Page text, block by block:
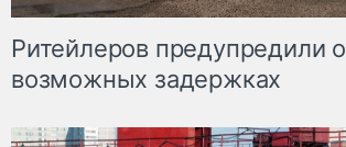
Ритейлеров предупредили о
возможных задержках